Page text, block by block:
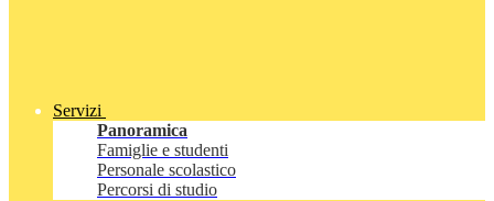
Servizi
Panoramica
Famiglie e studenti
Personale scolastico
Percorsi di studio